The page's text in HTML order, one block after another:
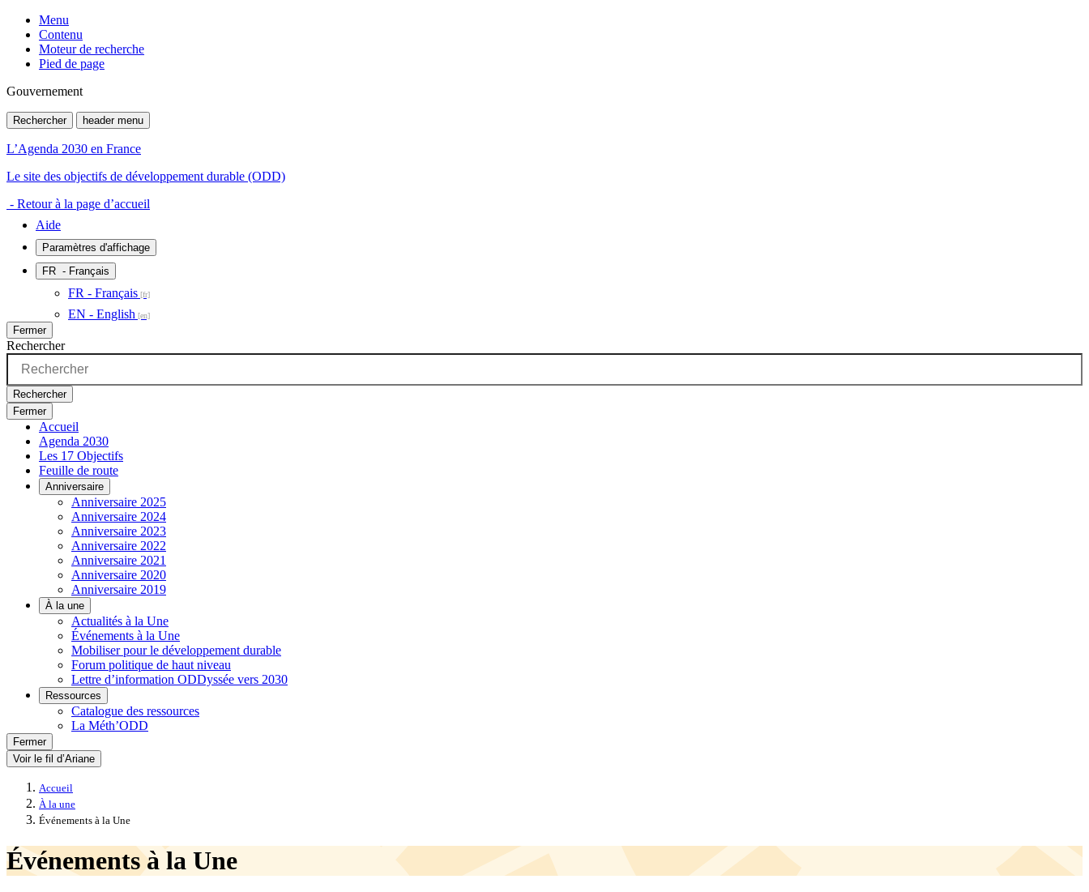
Menu
Contenu
Moteur de recherche
Pied de page
Gouvernement
Rechercher header menu
L’Agenda 2030 en France
Le site des objectifs de développement durable (ODD)
- Retour à la page d’accueil
Aide
Paramètres d'affichage
FR - Français
FR - Français
EN - English
Fermer
Rechercher
Rechercher
Fermer
Accueil
Agenda 2030
Les 17 Objectifs
Feuille de route
Anniversaire
Anniversaire 2025
Anniversaire 2024
Anniversaire 2023
Anniversaire 2022
Anniversaire 2021
Anniversaire 2020
Anniversaire 2019
À la une
Actualités à la Une
Événements à la Une
Mobiliser pour le développement durable
Forum politique de haut niveau
Lettre d’information ODDyssée vers 2030
Ressources
Catalogue des ressources
La Méth’ODD
Fermer
Voir le fil d’Ariane
Accueil
À la une
Événements à la Une
Événements à la Une